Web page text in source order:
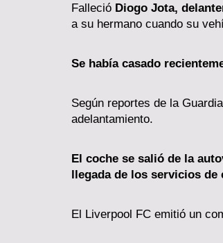
Falleció Diogo Jota,
a su hermano cuando su
Se había casado
Según reportes de la
adelantamiento.
El coche se salió de la
llegada de los servicios de
El Liverpool FC emitió un